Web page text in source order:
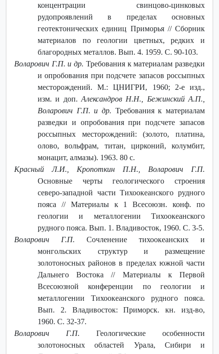
концентрации свинцово-цинковых
рудопроявлений в пределах основных
геотектонических единиц Приморья // Сборник
материалов по геологии цветных, редких и
благородных металлов. Вып. 4. 1959. С. 90-103.
Воларович Г.П. и др. Требования к материалам разведки
и опробования при подсчете запасов россыпных
месторождений. М.: ЦНИГРИ, 1960; 2-е изд.,
изм. и доп. Александров Н.Н., Бежинский А.П.,
Воларович Г.П. и др. Требования к материалам
разведки и опробования при подсчете запасов
россыпных месторождений: (золото, платина,
олово, вольфрам, титан, цирконий, колумбит,
монацит, алмазы). 1963. 80 с.
Красный Л.И., Кропоткин П.Н., Воларович Г.П.
Основные черты геологического строения
северо-западной части Тихоокеанского рудного
пояса // Материалы к 1 Всесоюзн. конф. по
геологии и металлогении Тихоокеанского
рудного пояса. Вып. 1. Владивосток, 1960. С. 3-5.
Воларович Г.П. Сочленение тихоокеанских и
монгольских структур и размещение
золотоносных районов в пределах южной части
Дальнего Востока // Материалы к Первой
Всесоюзной конференции по геологии и
металлогении Тихоокеанского рудного пояса.
Вып. 2. Владивосток: Приморск. кн. изд-во,
1960. С. 32-37.
Воларович Г.П. Геологические особенности
золотоносных областей Урала, Сибири и